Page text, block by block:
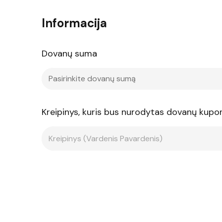
Informacija
Dovanų suma
Kreipinys, kuris bus nurodytas dovanų